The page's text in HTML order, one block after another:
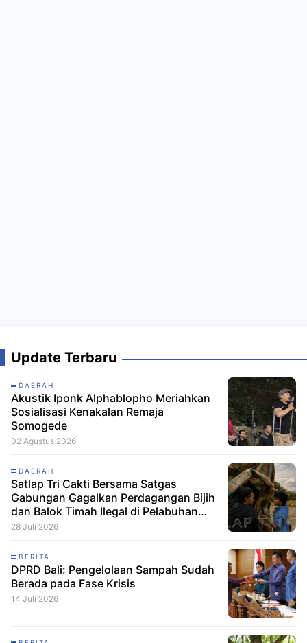
Update Terbaru
DAERAH
Akustik Iponk Alphablopho Meriahkan
Sosialisasi Kenakalan Remaja
Somogede
02 Agustus 2026
DAERAH
Satlap Tri Cakti Bersama Satgas
Gabungan Gagalkan Perdagangan Bijih
dan Balok Timah Ilegal di Pelabuhan
Pelindo Belitung
28 Juli 2026
BERITA
DPRD Bali: Pengelolaan Sampah Sudah
Berada pada Fase Krisis
14 Juli 2026